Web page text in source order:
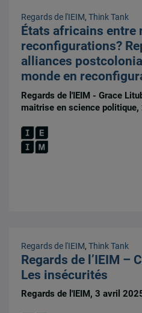
Regards de l'IEIM,Think Tank
États africains entre
reconfigurations?
alliances
monde en
Regards de l'IEIM - Grace
maitrise en science
Regards de l'IEIM,Think Tank
Regards de l’IEIM –
Les insécurités
Regards de l'IEIM, 3 avril